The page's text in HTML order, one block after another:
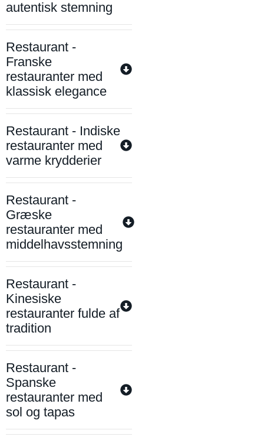
autentisk stemning
Restaurant -
Franske
restauranter med
klassisk elegance
Restaurant - Indiske
restauranter med
varme krydderier
Restaurant -
Græske
restauranter med
middelhavsstemning
Restaurant -
Kinesiske
restauranter fulde af
tradition
Restaurant -
Spanske
restauranter med
sol og tapas